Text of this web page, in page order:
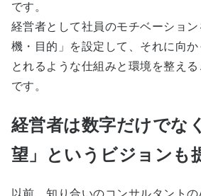
です。
経営者として社員のモチベーショ
機・目的」を設定して、それに向
とれるような仕組みと環境を整え
です。
経営者は数字だけでな
望」というビジョンも